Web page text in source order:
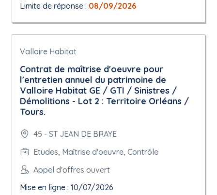
Limite de réponse : 08/09/2026
Valloire Habitat
Contrat de maîtrise d'oeuvre pour
l'entretien annuel du patrimoine de
Valloire Habitat GE / GTI / Sinistres /
Démolitions - Lot 2 : Territoire Orléans /
Tours.
45 - ST JEAN DE BRAYE
Etudes, Maîtrise d'oeuvre, Contrôle
Appel d'offres ouvert
Mise en ligne : 10/07/2026